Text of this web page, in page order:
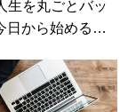
生を丸ごとバッ
日から始めるラ